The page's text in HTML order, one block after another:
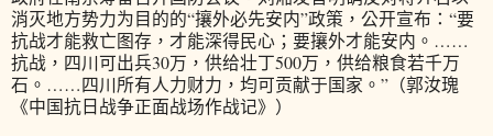
消灭地方势力为目的的“攘外必先安内”政策，公开宣布：“要
抗战才能救亡图存，才能深得民心；要攘外才能安内。……
抗战，四川可出兵30万，供给壮丁500万，供给粮食若千万
石。……四川所有人力财力，均可贡献于国家。”（郭汝瑰
《中国抗日战争正面战场作战记》）